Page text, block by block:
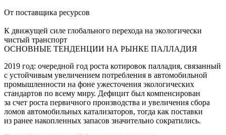
От поставщика ресурсов
К движущей силе глобального перехода на экологически
чистый транспорт
ОСНОВНЫЕ ТЕНДЕНЦИИ НА РЫНКЕ ПАЛЛАДИЯ
2019 год: очередной год роста котировок палладия, связанный
с устойчивым увеличением потребления в автомобильной
промышленности на фоне ужесточения экологических
стандартов по всему миру. Дефицит был компенсирован
за счет роста первичного производства и увеличения сбора
ломов автомобильных катализаторов, тогда как поставки
из ранее накопленных запасов значительно сократились.